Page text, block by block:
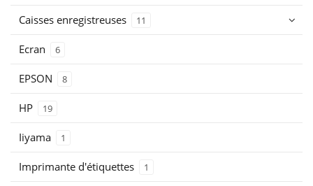
Caisses enregistreuses 11
Ecran 6
EPSON 8
HP 19
Iiyama 1
Imprimante d'étiquettes 1